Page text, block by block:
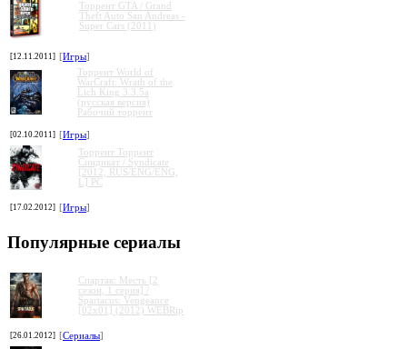
Торрент GTA / Grand
Theft Auto San Andreas -
Super Cars (2011)
[12.11.2011] [Игры]
Торрент World of
WarCraft: Wrath of the
Lich King 3.3.5a
(русская версия)
Рабочий торрент
[02.10.2011] [Игры]
Торрент Торрент
Cиндикат / Syndicate
[2012, RUS/ENG/ENG,
L] PC
[17.02.2012] [Игры]
Популярные сериалы
Спартак: Месть [2
сезон, 1 серия] /
Spartacus: Vengeance
[02x01] (2012) WEBRip
[26.01.2012] [Сериалы]
» »